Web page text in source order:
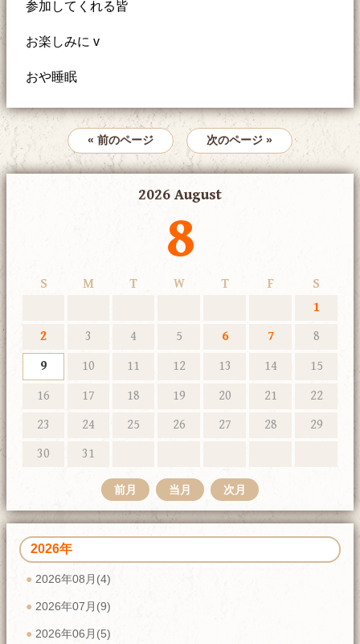
参加してくれる皆
お楽しみに v
おや睡眠
« 前のページ 次のページ »
2026 August
8
S M T W T F
S
1
2
3 4 5 6 7
8
9
10 11 12 13 14
15
16
17 18 19 20 21
22
23
24 25 26 27 28
29
30
31
前月 当月 次月
2026年
2026年08月(4)
2026年07月(9)
2026年06月(5)